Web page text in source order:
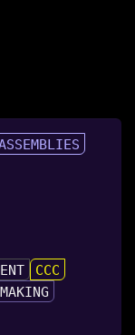
CCC